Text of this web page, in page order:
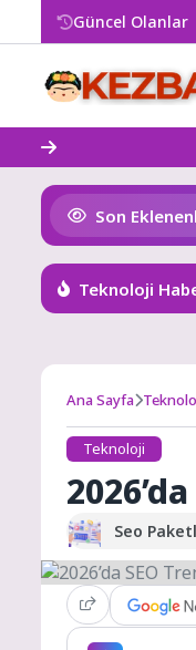
Güncel Olanlar
Son
Geleceği ve
Teknoloji
Ana Sayfa
Teknoloji
Seo